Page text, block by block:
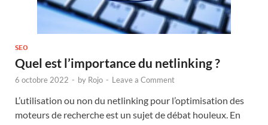
SEO
Quel est l’importance du netlinking ?
6 octobre 2022 - by Rojo - Leave a Comment
L’utilisation ou non du netlinking pour l’optimisation des
moteurs de recherche est un sujet de débat houleux. En